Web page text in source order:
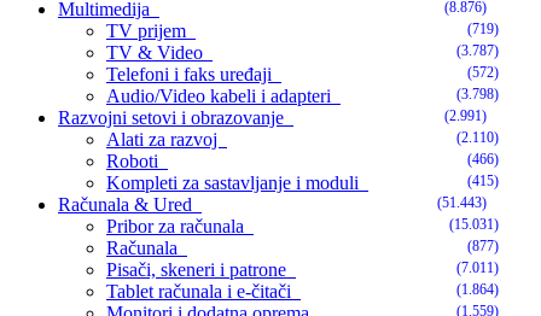
Multimedija (8.876)
TV prijem (719)
TV & Video (3.787)
Telefoni i faks uređaji (572)
Audio/Video kabeli i adapteri (3.798)
Razvojni setovi i obrazovanje (2.991)
Alati za razvoj (2.110)
Roboti (466)
Kompleti za sastavljanje i moduli (415)
Računala & Ured (51.443)
Pribor za računala (15.031)
Računala (877)
Pisači, skeneri i patrone (7.011)
Tablet računala i e-čitači (1.864)
(1.559)